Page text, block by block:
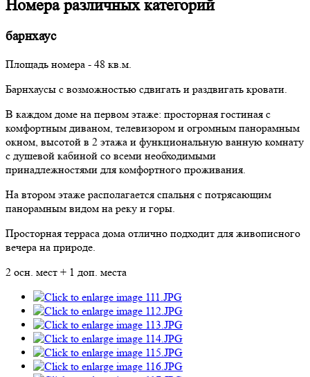
Номера различных категорий
барнхаус
Площадь номера - 48 кв.м.
Барнхаусы с возможностью сдвигать и раздвигать кровати.
В каждом доме на первом этаже: просторная гостиная с
комфортным диваном, телевизором и огромным панорамным
окном, высотой в 2 этажа и функциональную ванную комнату
с душевой кабиной со всеми необходимыми
принадлежностями для комфортного проживания.
На втором этаже располагается спальня с потрясающим
панорамным видом на реку и горы.
Просторная терраса дома отлично подходит для живописного
вечера на природе.
2 осн. мест + 1 доп. места